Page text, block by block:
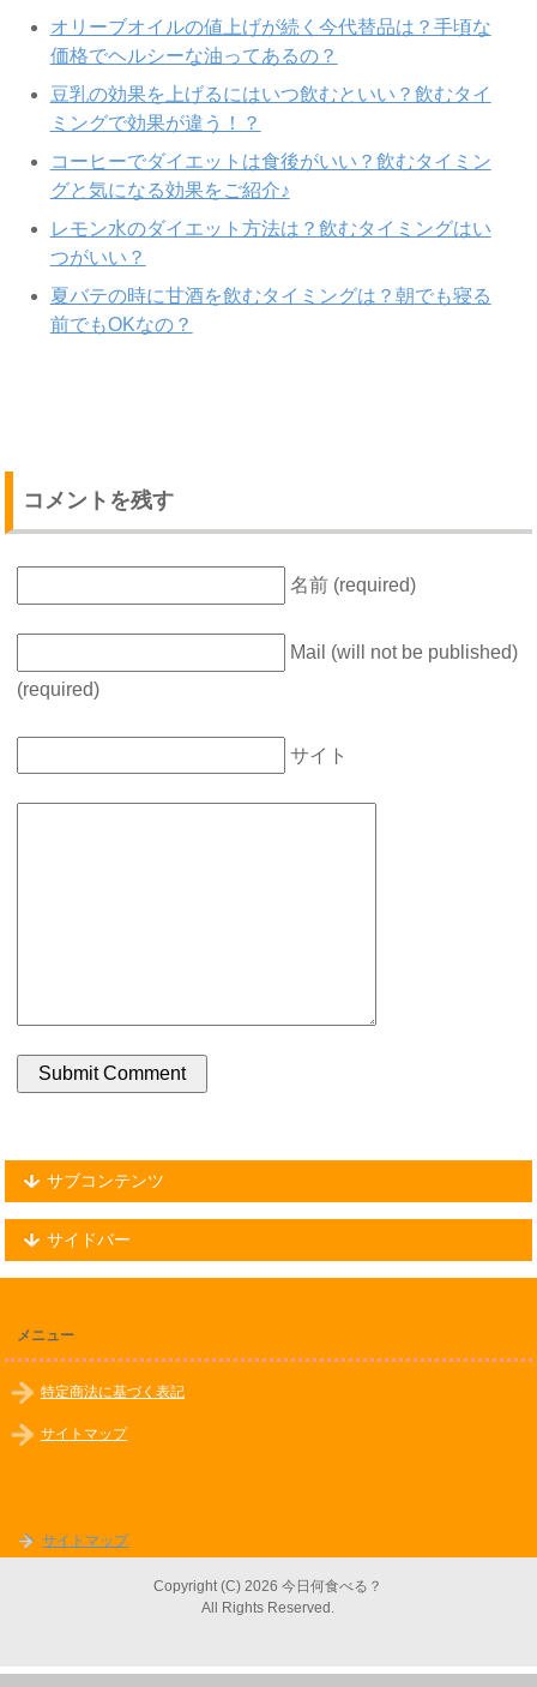
オリーブオイルの値上げが続く今代替品は？手頃な
価格でヘルシーな油ってあるの？
豆乳の効果を上げるにはいつ飲むといい？飲むタイ
ミングで効果が違う！？
コーヒーでダイエットは食後がいい？飲むタイミン
グと気になる効果をご紹介♪
レモン水のダイエット方法は？飲むタイミングはい
つがいい？
夏バテの時に甘酒を飲むタイミングは？朝でも寝る
前でもOKなの？
コメントを残す
名前 (required)
Mail (will not be published)
(required)
サイト
サブコンテンツ
サイドバー
メニュー
特定商法に基づく表記
サイトマップ
サイトマップ
Copyright (C) 2026 今日何食べる？
All Rights Reserved.